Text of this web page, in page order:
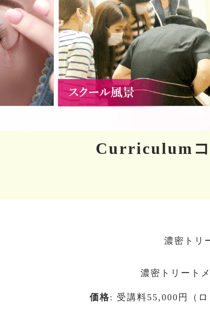
Curriculum
濃密トリ
濃密トリート
価格: 受講料55,000円（